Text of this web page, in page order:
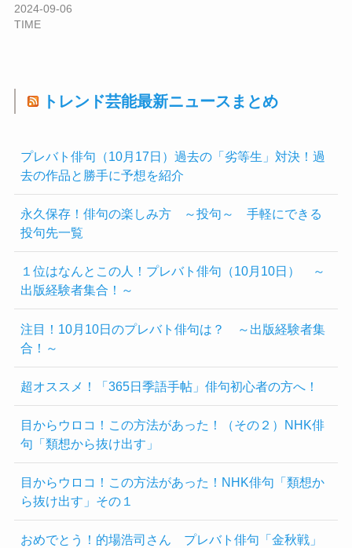
2024-09-06
TIME
トレンド芸能最新ニュースまとめ
プレバト俳句（10月17日）過去の「劣等生」対決！過
去の作品と勝手に予想を紹介
永久保存！俳句の楽しみ方 ～投句～ 手軽にできる
投句先一覧
１位はなんとこの人！プレバト俳句（10月10日） ～
出版経験者集合！～
注目！10月10日のプレバト俳句は？ ～出版経験者集
合！～
超オススメ！「365日季語手帖」俳句初心者の方へ！
目からウロコ！この方法があった！（その２）NHK俳
句「類想から抜け出す」
目からウロコ！この方法があった！NHK俳句「類想か
ら抜け出す」その１
おめでとう！的場浩司さん プレバト俳句「金秋戦」